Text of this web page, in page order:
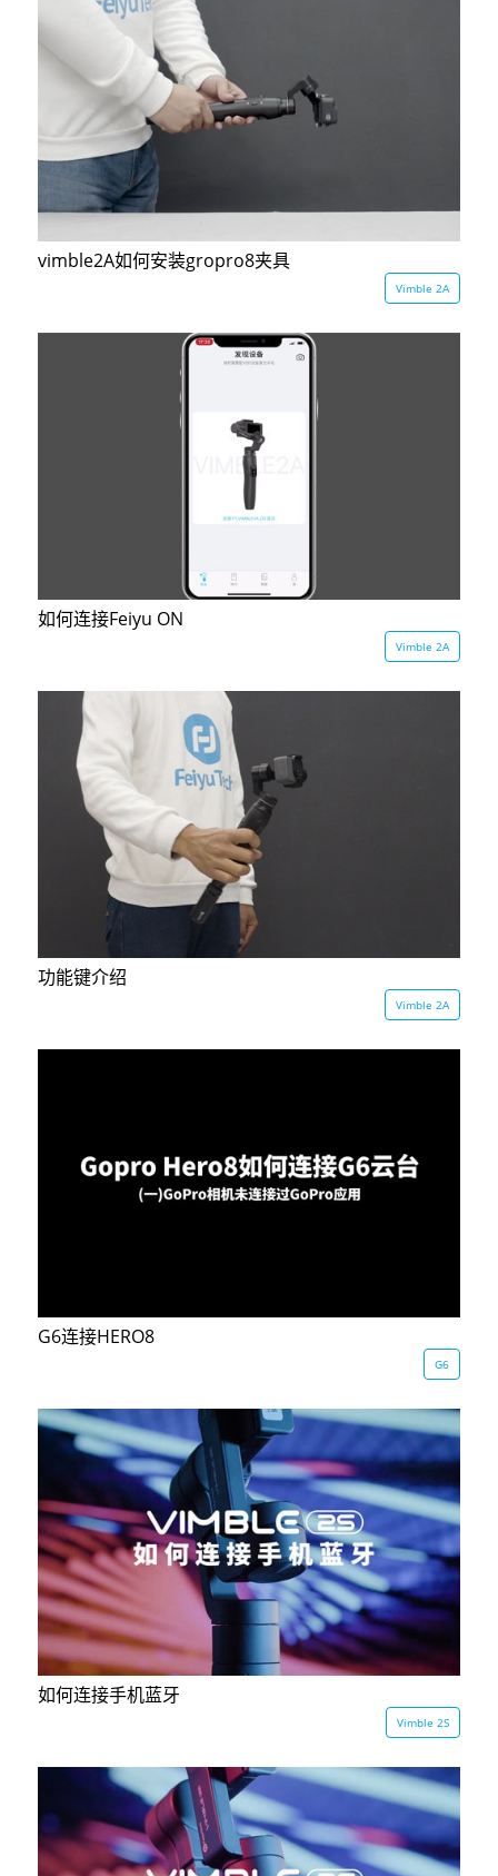
AK4500
vimble2A如何安装gropro8夹具
Vimble 2A
如何连接Feiyu ON
Vimble 2A
功能键介绍
Vimble 2A
G6连接HERO8
G6
如何连接手机蓝牙
Vimble 2S